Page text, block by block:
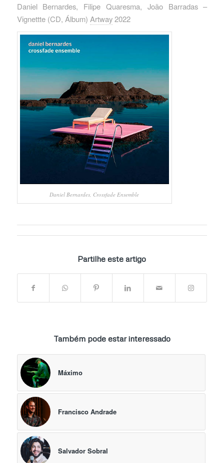
Daniel Bernardes, Filipe Quaresma, João Barradas –
Vignettte ‎(CD, Álbum) Artway2022
Daniel Bernardes, Crossfade Ensemble
Partilhe este artigo
Também pode estar interessado
Máximo
Francisco Andrade
Salvador Sobral